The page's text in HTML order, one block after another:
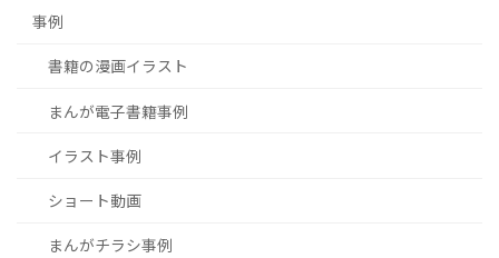
事例
書籍の漫画イラスト
まんが電子書籍事例
イラスト事例
ショート動画
まんがチラシ事例